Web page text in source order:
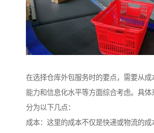
在选择仓库外包服务时的要点，需要从成
能力和信息化水平等方面综合考虑。具体
分为以下几点：
成本：这里的成本不仅是快递或物流的成